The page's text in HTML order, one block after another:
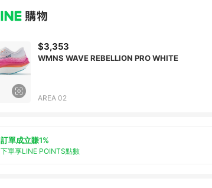
$3,353
WMNS WAVE REBELLION PRO WHITE
AREA 02
訂單成立賺1%
下單享LINE POINTS點數